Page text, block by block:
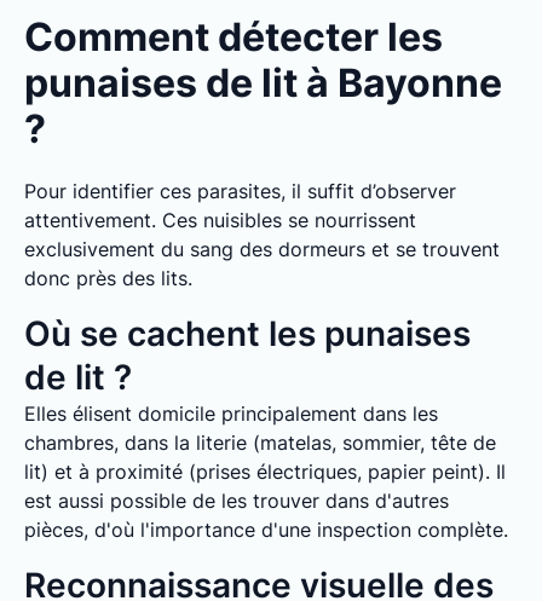
Comment détecter les
punaises de lit à Bayonne
?
Pour identifier ces parasites, il suffit d’observer
attentivement. Ces nuisibles se nourrissent
exclusivement du sang des dormeurs et se trouvent
donc près des lits.
Où se cachent les punaises
de lit ?
Elles élisent domicile principalement dans les
chambres, dans la literie (matelas, sommier, tête de
lit) et à proximité (prises électriques, papier peint). Il
est aussi possible de les trouver dans d'autres
pièces, d'où l'importance d'une inspection complète.
Reconnaissance visuelle des